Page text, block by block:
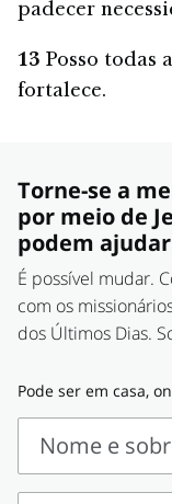
padecer
13 Posso todas
fortalece.
Torne-se a
por meio de
podem
É possível mudar.
com os
dos Últimos Dias.
Pode ser em casa,
Nome e
Nome